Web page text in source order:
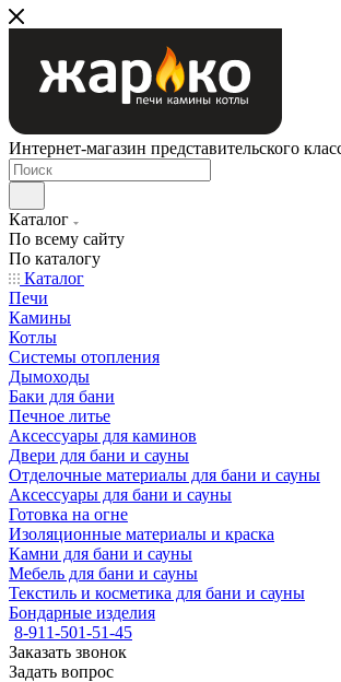
Интернет-магазин представительского
Каталог
По всему сайту
По каталогу
Каталог
Печи
Камины
Котлы
Системы отопления
Дымоходы
Баки для бани
Печное литье
Аксессуары для каминов
Двери для бани и сауны
Отделочные материалы для бани и сауны
Аксессуары для бани и сауны
Готовка на огне
Изоляционные материалы и краска
Камни для бани и сауны
Мебель для бани и сауны
Текстиль и косметика для бани и сауны
Бондарные изделия
8-911-501-51-45
Заказать звонок
Задать вопрос